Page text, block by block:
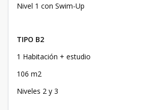
Nivel 1 con Swim-Up
TIPO B2
1 Habitación + estudio
106 m2
Niveles 2 y 3